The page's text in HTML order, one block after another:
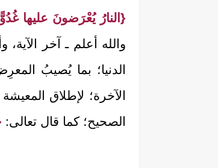
{النارُ يُعْرَضونَ عليها
والله أعلم ـ آخر
الدنيا؛ بما يُصيبُ
الآخرة؛ لإطلاق
الصحيح؛ كما قال تعالى: